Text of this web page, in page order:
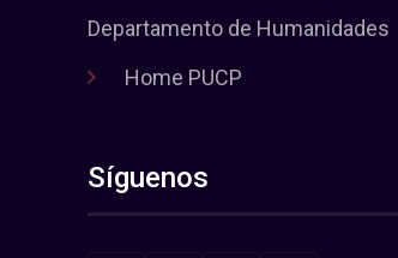
Departamento de Humanidades
Home PUCP
Síguenos